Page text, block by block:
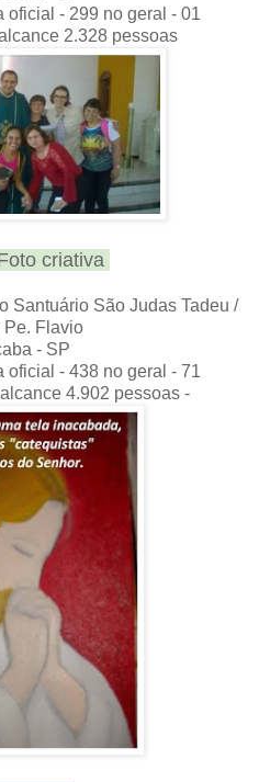
oficial - 299 no geral - 01
2.328 pessoas
criativa
Santuário São Judas Tadeu /
Pe. Flavio
- SP
oficial - 438 no geral - 71
4.902 pessoas -